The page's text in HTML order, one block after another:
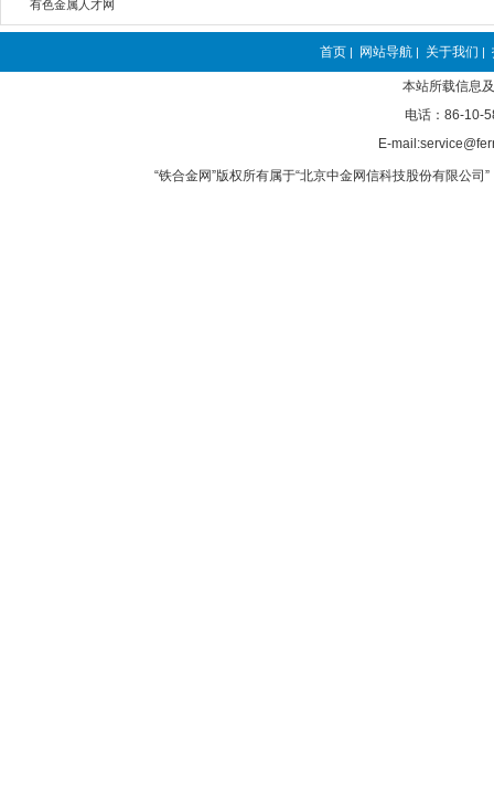
有色金属人才网
首页 | 网站导航 | 关于我们 |
本站所载信息
电话：86-10-
E-
“铁合金网”版权所有属于“北京中金网信科技股份有限公司